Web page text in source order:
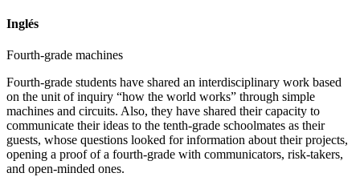
Inglés
Fourth-grade machines
Fourth-grade students have shared an interdisciplinary work based
on the unit of inquiry “how the world works” through simple
machines and circuits. Also, they have shared their capacity to
communicate their ideas to the tenth-grade schoolmates as their
guests, whose questions looked for information about their projects,
opening a proof of a fourth-grade with communicators, risk-takers,
and open-minded ones.